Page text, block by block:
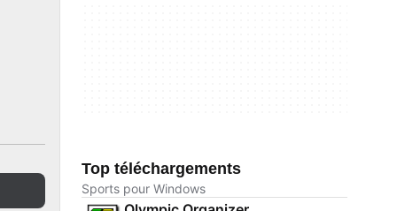
Top téléchargements
Sports pour Windows